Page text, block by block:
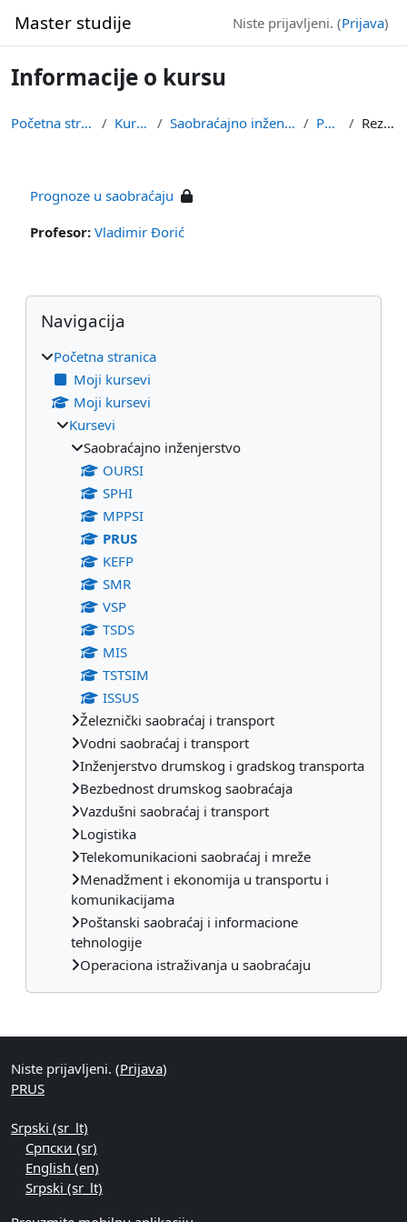
Master studije Niste prijavljeni. (Prijava)
Informacije o kursu
Početna stranica Kursevi Saobraćajno inženjerstvo PRUS Rezime
Prognoze u saobraćaju
Profesor: Vladimir Đorić
Blokovi
Preskoči Navigacija
Navigacija
Početna stranica
Moji kursevi
Moji kursevi
Kursevi
Saobraćajno inženjerstvo
OURSI
SPHI
MPPSI
PRUS
KEFP
SMR
VSP
TSDS
MIS
TSTSIM
ISSUS
Železnički saobraćaj i transport
Vodni saobraćaj i transport
Inženjerstvo drumskog i gradskog transporta
Bezbednost drumskog saobraćaja
Vazdušni saobraćaj i transport
Logistika
Telekomunikacioni saobraćaj i mreže
Menadžment i ekonomija u transportu i
komunikacijama
Poštanski saobraćaj i informacione
tehnologije
Operaciona istraživanja u saobraćaju
Dodatni blokovi
Niste prijavljeni. (Prijava)
PRUS
Srpski ‎(sr_lt)‎
Српски ‎(sr)‎
English ‎(en)‎
Srpski ‎(sr_lt)‎